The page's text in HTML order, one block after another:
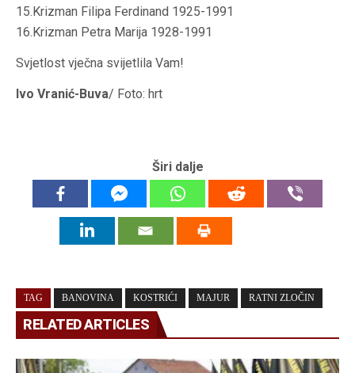
15.Krizman Filipa Ferdinand 1925-1991
16.Krizman Petra Marija 1928-1991
Svjetlost vječna svijetlila Vam!
Ivo Vranić-Buva/ Foto: hrt
Širi dalje
TAG BANOVINA KOSTRIĆI MAJUR RATNI ZLOČIN
RELATED ARTICLES